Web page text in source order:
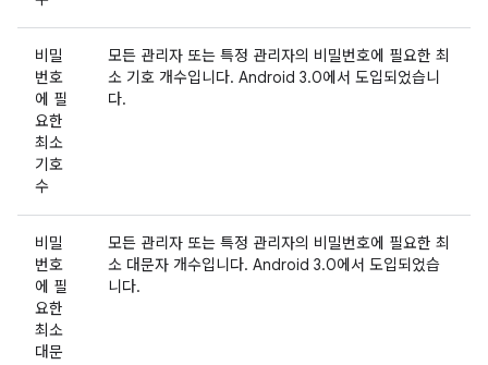
비밀
번호
에 필
요한
최소
기호
수
모든 관리자 또는 특정 관리자의 비밀번호에 필요한 최
소 기호 개수입니다. Android 3.0에서 도입되었습니
다.
비밀
번호
에 필
요한
최소
대문
모든 관리자 또는 특정 관리자의 비밀번호에 필요한 최
소 대문자 개수입니다. Android 3.0에서 도입되었습
니다.